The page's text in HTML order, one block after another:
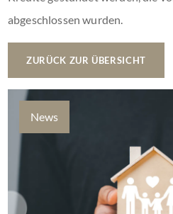
abgeschlossen wurden.
ZURÜCK ZUR ÜBERSICHT
News